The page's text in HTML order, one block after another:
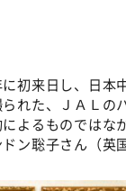
に初来日し、日
れた、ＪＡＬの
よるものではな
ン聡子さん（英